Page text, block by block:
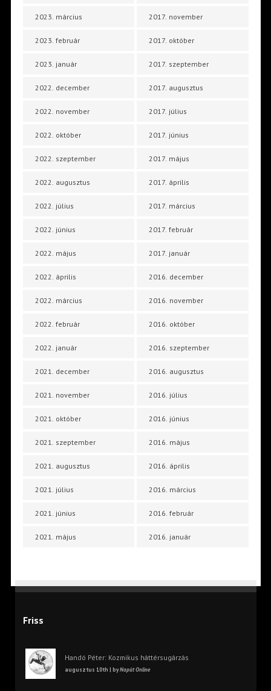
2023. március
2023. február
2023. január
2022. december
2022. november
2022. október
2022. szeptember
2022. augusztus
2022. július
2022. június
2022. május
2022. április
2022. március
2022. február
2022. január
2021. december
2021. november
2021. október
2021. szeptember
2021. augusztus
2021. július
2021. június
2021. május
2017. november
2017. október
2017. szeptember
2017. augusztus
2017. július
2017. június
2017. május
2017. április
2017. március
2017. február
2017. január
2016. december
2016. november
2016. október
2016. szeptember
2016. augusztus
2016. július
2016. június
2016. május
2016. április
2016. március
2016. február
2016. január
Friss
Handó Péter: Kozmikus háttérsugárzás
augusztus 10th | byNapút Online